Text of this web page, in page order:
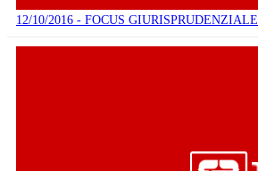
12/10/2016 - FOCUS GIURISPRUDENZIALE